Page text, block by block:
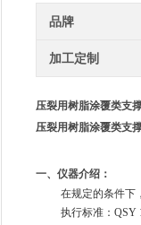
品牌
加工定制
压裂用树脂涂覆类支
压裂用树脂涂覆类支
一、 仪器介绍：
在规定的条件下
执行标准：QSY